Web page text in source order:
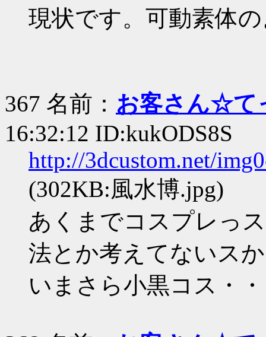
現状です。可動素体
367 名前： お客さん☆て
16:32:12 ID:kukODS8S
http://3dcustom.net/
(302KB:風水博.jpg)
あくまでコスプレっ
法とか考えてないス
いまさら小黒コス・